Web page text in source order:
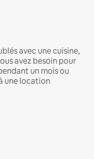
avec une cuisine,
avez besoin pour
un mois ou
une location